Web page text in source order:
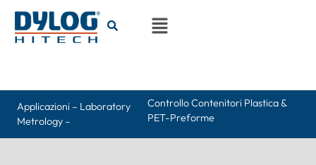
Applicazioni – Laboratory
Metrology –
Controllo Contenitori Plastica &
PET-Preforme